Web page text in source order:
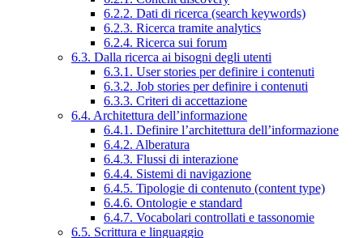
6.2.2. Dati di ricerca (search keywords)
6.2.3. Ricerca tramite analytics
6.2.4. Ricerca sui forum
6.3. Dalla ricerca ai bisogni degli utenti
6.3.1. User stories per definire i contenuti
6.3.2. Job stories per definire i contenuti
6.3.3. Criteri di accettazione
6.4. Architettura dell’informazione
6.4.1. Definire l’architettura dell’informazione
6.4.2. Alberatura
6.4.3. Flussi di interazione
6.4.4. Sistemi di navigazione
6.4.5. Tipologie di contenuto (content type)
6.4.6. Ontologie e standard
6.4.7. Vocabolari controllati e tassonomie
6.5. Scrittura e linguaggio